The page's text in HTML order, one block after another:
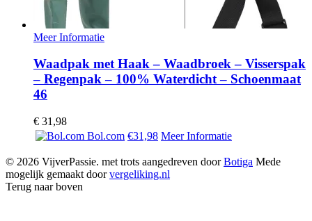
Meer Informatie
Waadpak met Haak – Waadbroek – Visserspak
– Regenpak – 100% Waterdicht – Schoenmaat
46
€ 31,98
Bol.com €31,98 Meer Informatie
© 2026 VijverPassie. met trots aangedreven doorBotiga Mede
mogelijk gemaakt doorvergeliking.nl
Terug naar boven